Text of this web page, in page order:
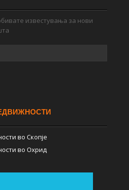
известувања за нови
во Скопје
во Охрид